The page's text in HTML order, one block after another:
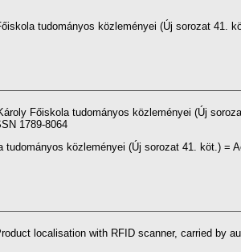
tudományos közleményei (Új sorozat 41.
Főiskola tudományos közleményei (Új
1789-8064
közleményei (Új sorozat 41. köt.) =
localisation with RFID scanner, carried by